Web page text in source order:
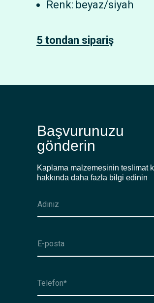
Renk: beyaz/siyah
5 tondan sipariş
Kaplama malzemesinin teslimat
hakkında daha fazla bilgi edinin
Başvurunuzu
gönderin